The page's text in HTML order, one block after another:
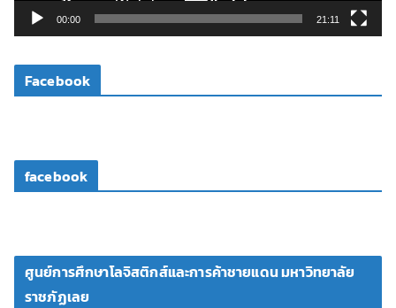
ดี
โ
00:00 21:11
Facebook
facebook
ศูนย์การศึกษาโลจิสติกส์และการค้าชายแดน มหาวิทยาลัย
ราชภัฏเลย